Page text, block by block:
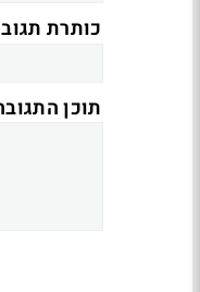
כותרת
תוכן